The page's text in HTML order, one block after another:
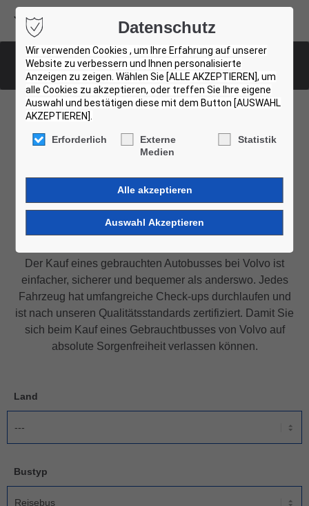
Datenschutz
Wir verwenden Cookies , um Ihre Erfahrung auf unserer
Website zu verbessern und Ihnen personalisierte
Anzeigen zu zeigen. Wählen Sie [ALLE AKZEPTIEREN], um
alle Cookies zu akzeptieren, oder treffen Sie Ihre eigene
Auswahl und bestätigen diese mit dem Button [AUSWAHL
AKZEPTIEREN].
Erforderlich
Externe
Medien
Statistik
Liste aller Gebrauchtbusse
Finden Sie Ihren
Gebrauchtbus
Zertifiziert von Volvo
Der Kauf eines gebrauchten Autobusses bei Volvo ist
einfacher, sicherer und bequemer als anderswo. Jedes
Fahrzeug hat umfangreiche Check-ups durchlaufen und
ist nach unseren Qualitätsstandards zertifiziert. Damit Sie
sich beim Kauf eines Gebrauchtbusses von Volvo auf
absolute Sorgenfreiheit verlassen können.
Land
Bustyp
USED BUS FINDER